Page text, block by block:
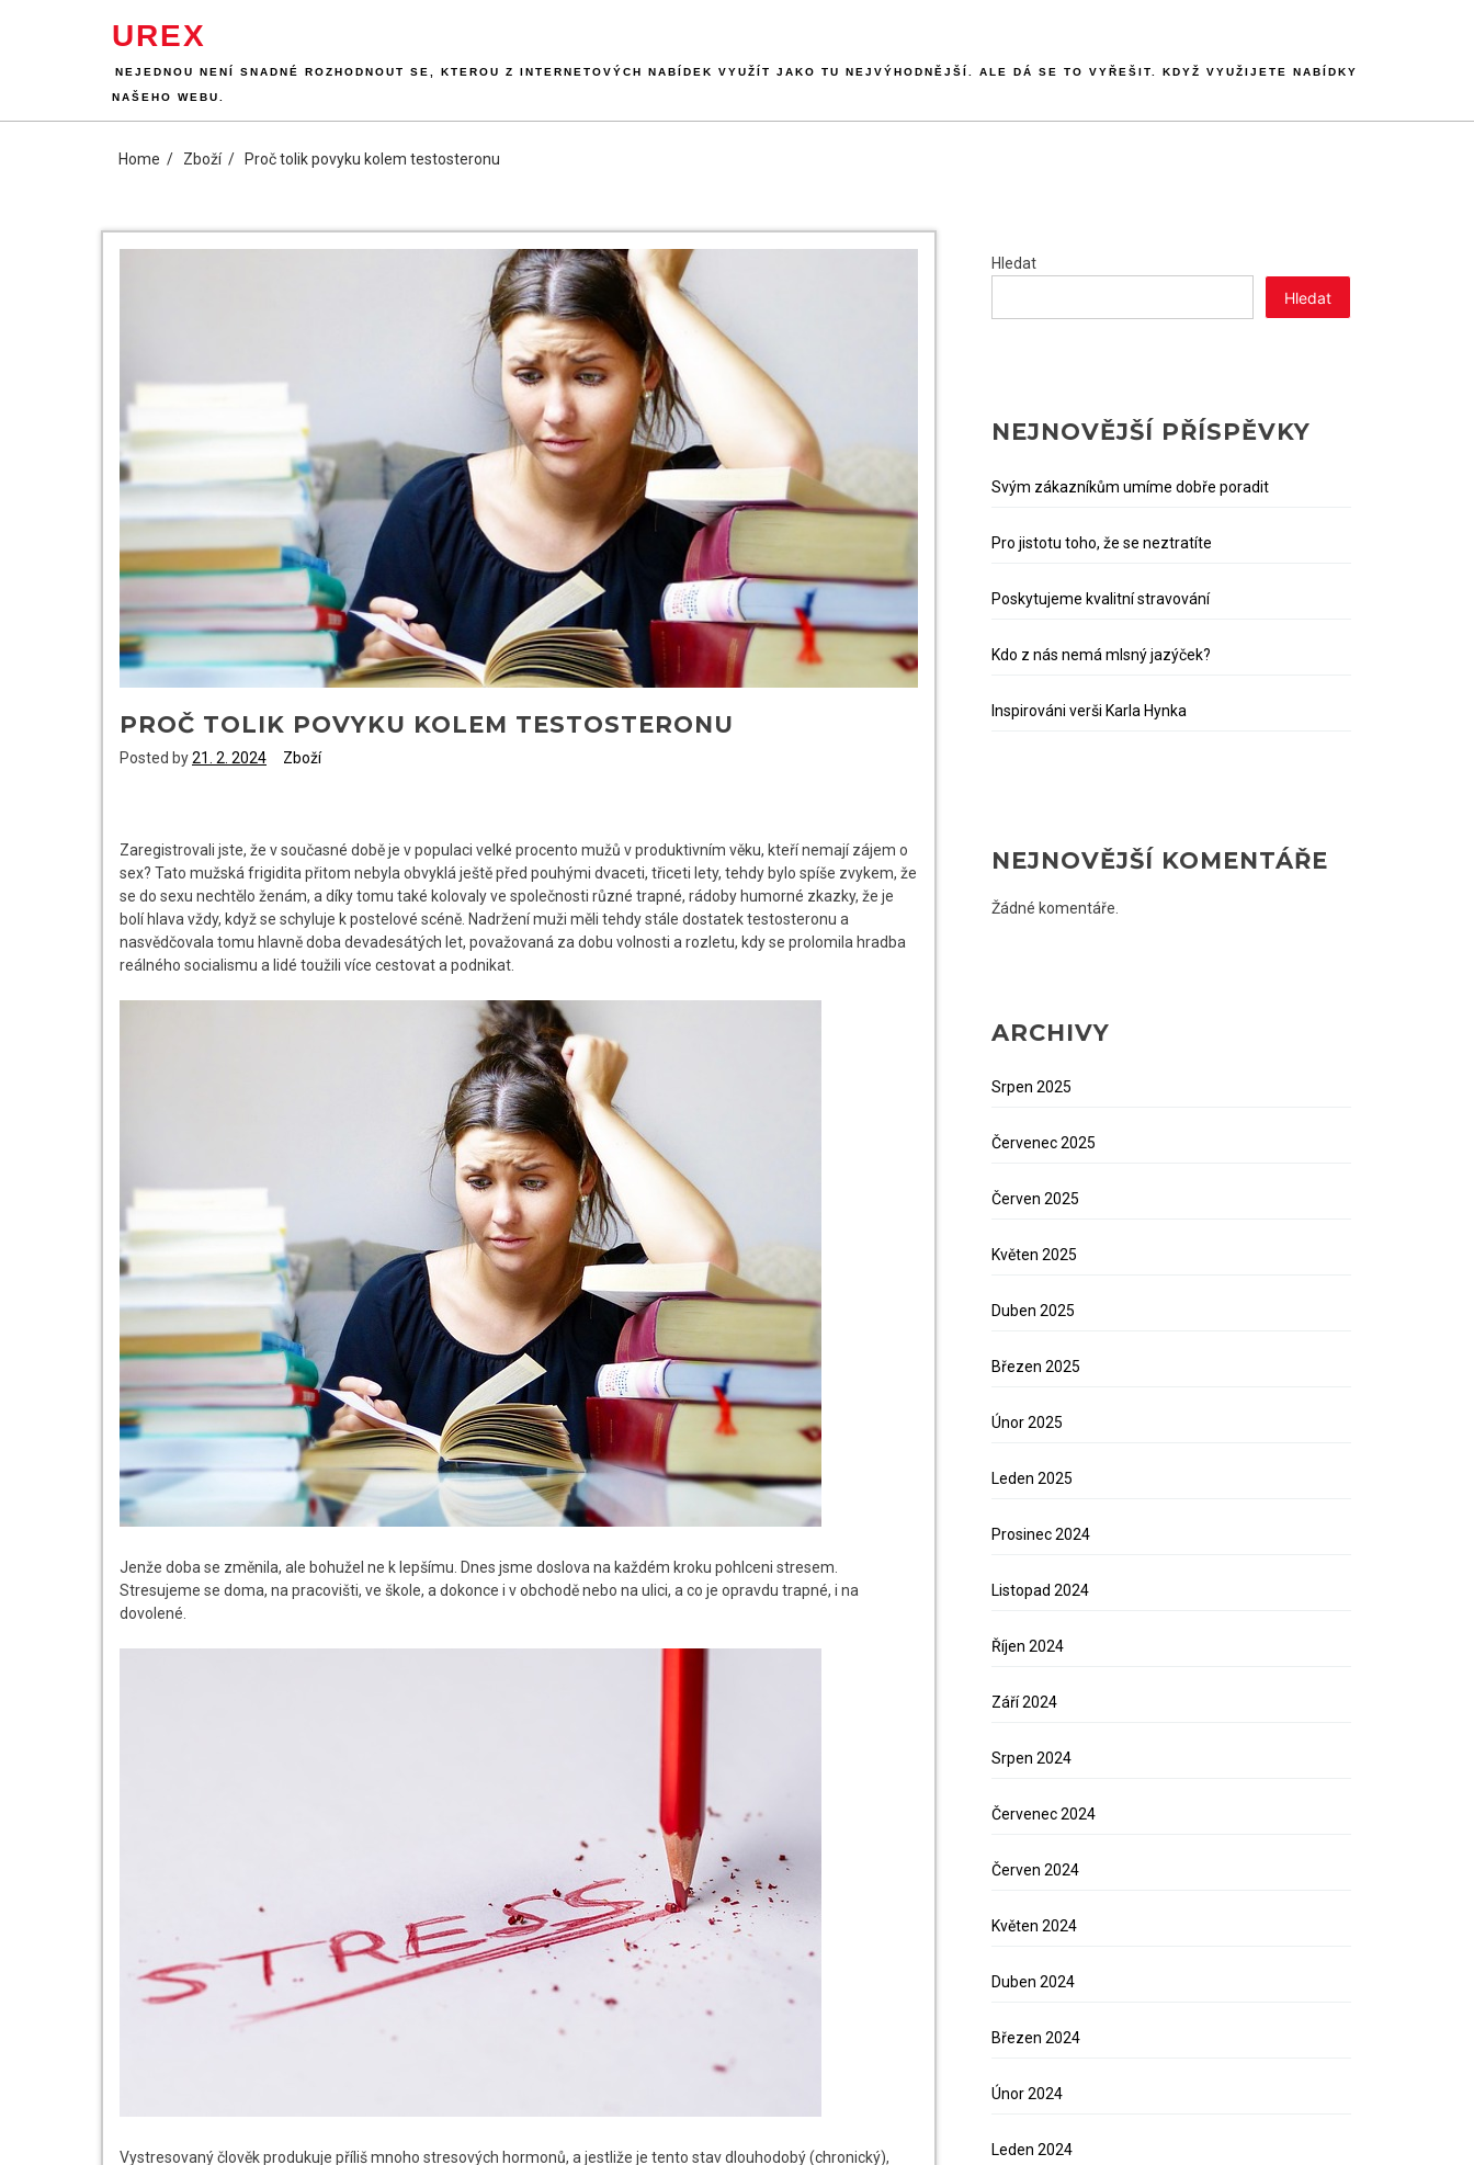
UREX
NEJEDNOU NENÍ SNADNÉ ROZHODNOUT SE, KTEROU Z INTERNETOVÝCH NABÍDEK VYUŽÍT JAKO TU NEJVÝHODNĚJŠÍ. ALE DÁ SE TO VYŘEŠIT. KDYŽ VYUŽIJETE NABÍDKY
NAŠEHO WEBU.
Home Zboží Proč tolik povyku kolem testosteronu
PROČ TOLIK POVYKU KOLEM TESTOSTERONU
Posted by21. 2. 2024 Zboží
Zaregistrovali jste, že v současné době je v populaci velké procento mužů v produktivním věku, kteří nemají zájem o
sex? Tato mužská frigidita přitom nebyla obvyklá ještě před pouhými dvaceti, třiceti lety, tehdy bylo spíše zvykem, že
se do sexu nechtělo ženám, a díky tomu také kolovaly ve společnosti různé trapné, rádoby humorné zkazky, že je
bolí hlava vždy, když se schyluje k postelové scéně. Nadržení muži měli tehdy stále dostatek testosteronu a
nasvědčovala tomu hlavně doba devadesátých let, považovaná za dobu volnosti a rozletu, kdy se prolomila hradba
reálného socialismu a lidé toužili více cestovat a podnikat.
Jenže doba se změnila, ale bohužel ne k lepšímu. Dnes jsme doslova na každém kroku pohlceni stresem.
Stresujeme se doma, na pracovišti, ve škole, a dokonce i v obchodě nebo na ulici, a co je opravdu trapné, i na
dovolené.
Vystresovaný člověk produkuje příliš mnoho stresových hormonů, a jestliže je tento stav dlouhodobý (chronický),
Hledat
Hledat
NEJNOVĚJŠÍ PŘÍSPĚVKY
Svým zákazníkům umíme dobře poradit
Pro jistotu toho, že se neztratíte
Poskytujeme kvalitní stravování
Kdo z nás nemá mlsný jazýček?
Inspirováni verši Karla Hynka
NEJNOVĚJŠÍ KOMENTÁŘE
Žádné komentáře.
ARCHIVY
Srpen 2025
Červenec 2025
Červen 2025
Květen 2025
Duben 2025
Březen 2025
Únor 2025
Leden 2025
Prosinec 2024
Listopad 2024
Říjen 2024
Září 2024
Srpen 2024
Červenec 2024
Červen 2024
Květen 2024
Duben 2024
Březen 2024
Únor 2024
Leden 2024